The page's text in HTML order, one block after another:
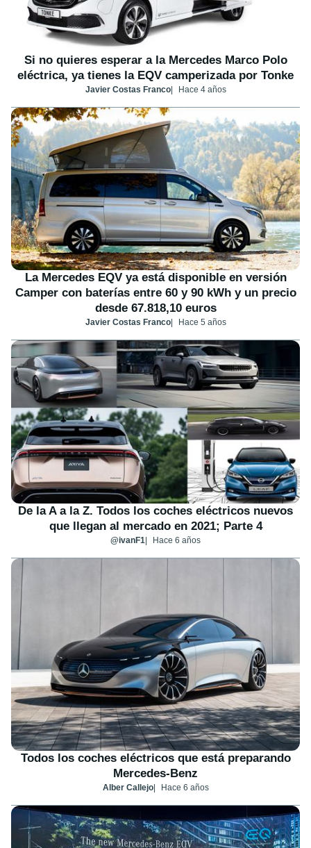
Si no quieres esperar a la Mercedes Marco Polo
eléctrica, ya tienes la EQV camperizada por Tonke
Javier Costas Franco Hace 4 años
La Mercedes EQV ya está disponible en versión
Camper con baterías entre 60 y 90 kWh y un precio
desde 67.818,10 euros
Javier Costas Franco Hace 5 años
De la A a la Z. Todos los coches eléctricos nuevos
que llegan al mercado en 2021; Parte 4
@ivanF1 Hace 6 años
Todos los coches eléctricos que está preparando
Mercedes-Benz
Alber Callejo Hace 6 años